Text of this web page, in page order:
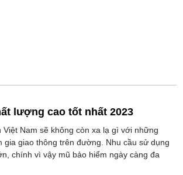
lượng cao tốt nhất 2023
Nam sẽ không còn xa lạ gì với những
gia giao thông trên đường. Nhu cầu sử dụng
chính vì vậy mũ bảo hiểm ngày càng đa